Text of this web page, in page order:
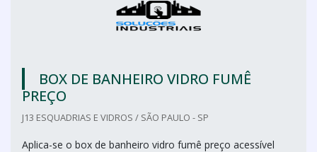
BOX DE BANHEIRO VIDRO FUMÊ
PREÇO
J13 ESQUADRIAS E VIDROS / SÃO PAULO - SP
Aplica-se o box de banheiro vidro fumê preço acessível